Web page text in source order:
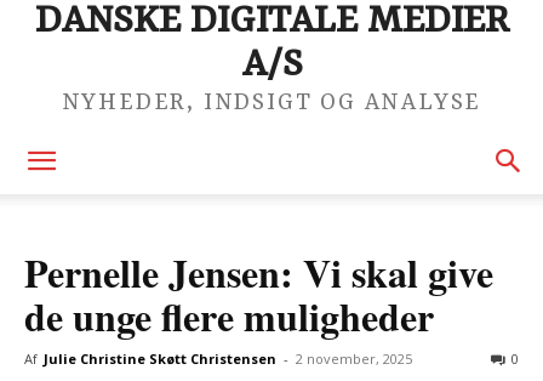
DANSKE DIGITALE MEDIER
A/S
NYHEDER, INDSIGT OG ANALYSE
Pernelle Jensen: Vi skal give
de unge flere muligheder
Af Julie Christine Skøtt Christensen - 2 november, 2025 0